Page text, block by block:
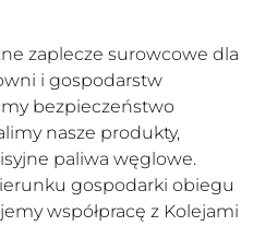
zaplecze surowcowe dla
i gospodarstw
bezpieczeństwo
nasze produkty,
paliwa węglowe.
gospodarki obiegu
współpracę z Kolejami